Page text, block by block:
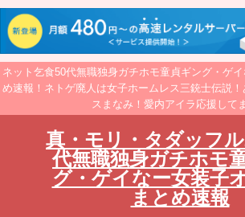
ネット乞食50代無職独身ガチホモ童貞ギング・ゲ
め速報！ネトゲ廃人は女子ホームレス三銃士伝説
スまなみ！愛内アイラ応援して
真・モリ・タダッフ
代無職独身ガチホモ
グ・ゲイなー女装子
まとめ速報